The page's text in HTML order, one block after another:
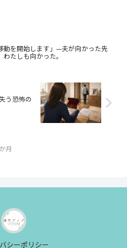
動を開始します」—夫が向かった先
わたしも向かった。
う恐怖の
月
シーポリシー